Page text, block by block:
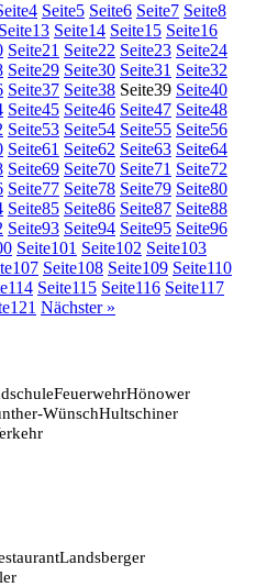
4 Seite5 Seite6 Seite7 Seite8
Seite13 Seite14 Seite15 Seite16
Seite21 Seite22 Seite23 Seite24
Seite29 Seite30 Seite31 Seite32
Seite37 Seite38 Seite39 Seite40
Seite45 Seite46 Seite47 Seite48
Seite53 Seite54 Seite55 Seite56
Seite61 Seite62 Seite63 Seite64
Seite69 Seite70 Seite71 Seite72
Seite77 Seite78 Seite79 Seite80
Seite85 Seite86 Seite87 Seite88
Seite93 Seite94 Seite95 Seite96
Seite101 Seite102 Seite103
107 Seite108 Seite109 Seite110
114 Seite115 Seite116 Seite117
121 Nächster »
FeuerwehrHönower
WünschHultschiner
Landsberger